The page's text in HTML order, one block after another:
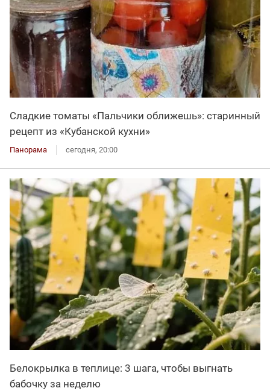
Сладкие томаты «Пальчики оближешь»: старинный
рецепт из «Кубанской кухни»
Панорама сегодня, 20:00
Белокрылка в теплице: 3 шага, чтобы выгнать
бабочку за неделю